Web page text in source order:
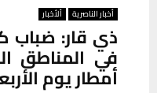
أخبار الناصرية ألأخبار
ذي قار: ضباب
في المناطق
أمطار يوم